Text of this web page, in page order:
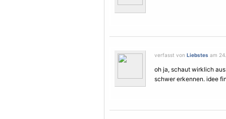
verfasst von Liebstes am
oh ja, schaut wirklich
schwer erkennen. idee